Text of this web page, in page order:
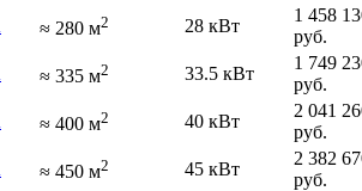
≈ 280 м2 28 кВт
1 458
руб.
≈ 335 м2 33.5 кВт
1 749
руб.
≈ 400 м2 40 кВт
2 041
руб.
≈ 450 м2 45 кВт
2 382
руб.